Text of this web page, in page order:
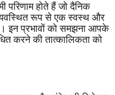
परिणाम होते हैं जो दैनिक
व्यवस्थित रूप से एक स्वस्थ और
इन प्रभावों को समझना आपके
करने की तात्कालिकता को